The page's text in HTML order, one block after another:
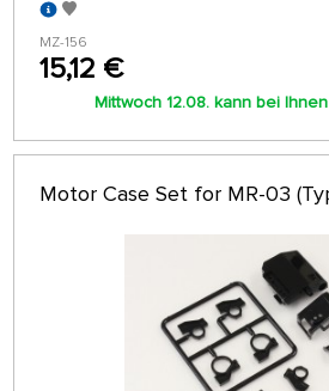
MZ-156
15,12 €
Mittwoch 12.08. kann bei
Motor Case Set for MR-03